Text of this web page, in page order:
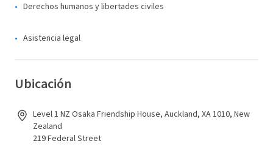
Derechos humanos y libertades civiles
Asistencia legal
Ubicación
Level 1 NZ Osaka Friendship House, Auckland, XA 1010, New
Zealand
219 Federal Street